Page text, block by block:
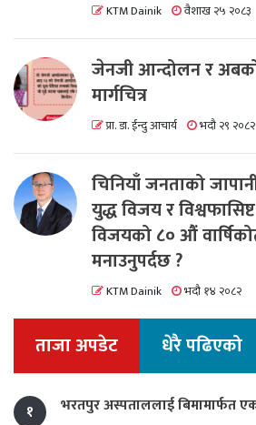
KTM Dainik वैशाख २५ २०८३
जेनजी आन्दोलन र
मार्गचित्र
प्रा. डा. ईन्दु आचार्य भदौ २९ २०८२
चिनियाँ जनताको
युद्ध विजय र
विजयको ८० औं
मनाउनुपर्दछ ?
KTM Dainik भदौ १४ २०८२
ताजा अपडेट धेरै पढिएको
१ भरतपुर अस्पताललाई बिमामार्फत एक